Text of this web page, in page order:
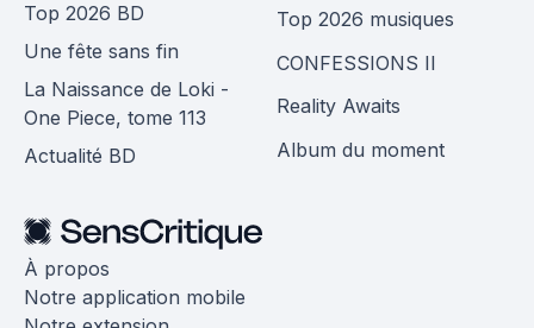
Top 2026 BD
Une fête sans fin
La Naissance de Loki -
One Piece, tome 113
Actualité BD
Top 2026 musiques
CONFESSIONS II
Reality Awaits
Album du moment
À propos
Notre application mobile